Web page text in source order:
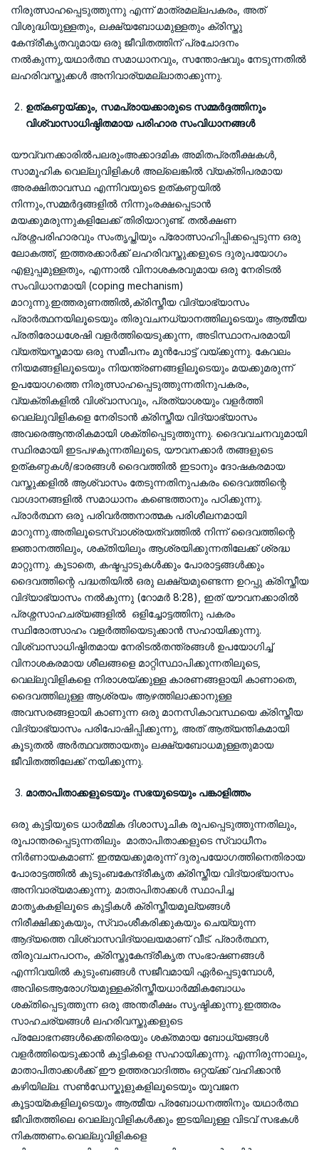
നിരുത്സാഹപ്പെടുത്തുന്നു എന്ന് മാത്രമല്ലപകരം, അത്
വിശുദ്ധിയുള്ളതും, ലക്ഷ്യബോധമുള്ളതും ക്രിസ്തു
കേന്ദ്രീകൃതവുമായ ഒരു ജീവിതത്തിന് പ്രചോദനം
നൽകുന്നു,യഥാർത്ഥ സമാധാനവും, സന്തോഷവും നേടുന്നതിൽ
ലഹരിവസ്തുക്കൾ അനിവാര്യമല്ലാതാക്കുന്നു.
ഉത്കണ്ഠയ്ക്കും, സമപ്രായക്കാരുടെ സമ്മർദ്ദത്തിനും
വിശ്വാസാധിഷ്ഠിതമായ പരിഹാര സംവിധാനങ്ങൾ
യൗവ്വനക്കാരിൽപലരുംഅക്കാദമിക അമിതപ്രതീക്ഷകൾ,
സാമൂഹിക വെല്ലുവിളികൾ അല്ലെങ്കിൽ വ്യക്തിപരമായ
അരക്ഷിതാവസ്ഥ എന്നിവയുടെ ഉത്കണ്ഠയിൽ
നിന്നും,സമ്മർദ്ദങ്ങളിൽ നിന്നുംരക്ഷപ്പെടാൻ
മയക്കുമരുന്നുകളിലേക്ക് തിരിയാറുണ്ട്. തൽക്ഷണ
പ്രശ്നപരിഹാരവും സംതൃപ്തിയും പ്രോത്സാഹിപ്പിക്കപ്പെടുന്ന ഒരു
ലോകത്ത്, ഇത്തരക്കാർക്ക് ലഹരിവസ്തുക്കളുടെ ദുരുപയോഗം
എളുപ്പമുള്ളതും, എന്നാൽ വിനാശകരവുമായ ഒരു നേരിടൽ
സംവിധാനമായി (coping mechanism)
മാറുന്നു.ഇത്തരുണത്തിൽ,ക്രിസ്തീയ വിദ്യാഭ്യാസം
പ്രാർത്ഥനയിലൂടെയും തിരുവചനധ്യാനത്തിലൂടെയും ആത്മീയ
പ്രതിരോധശേഷി വളർത്തിയെടുക്കുന്ന, അടിസ്ഥാനപരമായി
വ്യത്യസ്തമായ ഒരു സമീപനം മുൻപോട്ട് വയ്ക്കുന്നു. കേവലം
നിയമങ്ങളിലൂടെയും നിയന്ത്രണങ്ങളിലൂടെയും മയക്കുമരുന്ന്
ഉപയോഗത്തെ നിരുത്സാഹപ്പെടുത്തുന്നതിനുപകരം,
വ്യക്തികളിൽ വിശ്വാസവും, പ്രത്യാശയും വളർത്തി
വെല്ലുവിളികളെ നേരിടാൻ ക്രിസ്തീയ വിദ്യാഭ്യാസം
അവരെആന്തരികമായി ശക്തിപ്പെടുത്തുന്നു. ദൈവവചനവുമായി
സ്ഥിരമായി ഇടപഴകുന്നതിലൂടെ, യൗവനക്കാർ തങ്ങളുടെ
ഉത്കണ്ഠകൾ/ഭാരങ്ങൾ ദൈവത്തിൽ ഇടാനും ദോഷകരമായ
വസ്തുക്കളിൽ ആശ്വാസം തേടുന്നതിനുപകരം ദൈവത്തിന്റെ
വാഗ്ദാനങ്ങളിൽ സമാധാനം കണ്ടെത്താനും പഠിക്കുന്നു.
പ്രാർത്ഥന ഒരു പരിവർത്തനാത്മക പരിശീലനമായി
മാറുന്നു.അതിലൂടെസ്വാശ്രയത്വത്തിൽ നിന്ന് ദൈവത്തിന്റെ
ജ്ഞാനത്തിലും, ശക്തിയിലും ആശ്രയിക്കുന്നതിലേക്ക് ശ്രദ്ധ
മാറ്റുന്നു. കൂടാതെ, കഷ്ടപ്പാടുകൾക്കും പോരാട്ടങ്ങൾക്കും
ദൈവത്തിന്റെ പദ്ധതിയിൽ ഒരു ലക്ഷ്യമുണ്ടെന്ന ഉറപ്പു ക്രിസ്തീയ
വിദ്യാഭ്യാസം നൽകുന്നു (റോമർ 8:28), ഇത് യൗവനക്കാരിൽ
പ്രശ്നസാഹചര്യങ്ങളിൽ ഒളിച്ചോട്ടത്തിനു പകരം
സ്ഥിരോത്സാഹം വളർത്തിയെടുക്കാൻ സഹായിക്കുന്നു.
വിശ്വാസാധിഷ്ഠിതമായ നേരിടൽതന്ത്രങ്ങൾ ഉപയോഗിച്ച്
വിനാശകരമായ ശീലങ്ങളെ മാറ്റിസ്ഥാപിക്കുന്നതിലൂടെ,
വെല്ലുവിളികളെ നിരാശയ്ക്കുള്ള കാരണങ്ങളായി കാണാതെ,
ദൈവത്തിലുള്ള ആശ്രയം ആഴത്തിലാക്കാനുള്ള
അവസരങ്ങളായി കാണുന്ന ഒരു മാനസികാവസ്ഥയെ ക്രിസ്തീയ
വിദ്യാഭ്യാസം പരിപോഷിപ്പിക്കുന്നു, അത് ആത്യന്തികമായി
കൂടുതൽ അർത്ഥവത്തായതും ലക്ഷ്യബോധമുള്ളതുമായ
ജീവിതത്തിലേക്ക് നയിക്കുന്നു.
മാതാപിതാക്കളുടെയും സഭയുടെയും പങ്കാളിത്തം
ഒരു കുട്ടിയുടെ ധാർമ്മിക ദിശാസൂചിക രൂപപ്പെടുത്തുന്നതിലും,
രൂപാന്തരപ്പെടുന്നതിലും മാതാപിതാക്കളുടെ സ്വാധീനം
നിർണായകമാണ്. ഇത്മയക്കുമരുന്ന് ദുരുപയോഗത്തിനെതിരായ
പോരാട്ടത്തിൽ കുടുംബകേന്ദ്രീകൃത ക്രിസ്തീയ വിദ്യാഭ്യാസം
അനിവാര്യമാക്കുന്നു. മാതാപിതാക്കൾ സ്ഥാപിച്ച
മാതൃകകളിലൂടെ കുട്ടികൾ ക്രിസ്തീയമൂല്യങ്ങൾ
നിരീക്ഷിക്കുകയും, സ്വാംശീകരിക്കുകയും ചെയ്യുന്ന
ആദ്യത്തെ വിശ്വാസവിദ്യാലയമാണ് വീട്. പ്രാർത്ഥന,
തിരുവചനപഠനം, ക്രിസ്തുകേന്ദ്രീകൃത സംഭാഷണങ്ങൾ
എന്നിവയിൽ കുടുംബങ്ങൾ സജീവമായി ഏർപ്പെടുമ്പോൾ,
അവിടെആരോഗ്യമുള്ളക്രിസ്തീയധാർമ്മികബോധം
ശക്തിപ്പെടുത്തുന്ന ഒരു അന്തരീക്ഷം സൃഷ്ടിക്കുന്നു.ഇത്തരം
സാഹചര്യങ്ങൾ ലഹരിവസ്തുക്കളുടെ
പ്രലോഭനങ്ങൾക്കെതിരെയും ശക്തമായ ബോധ്യങ്ങൾ
വളർത്തിയെടുക്കാൻ കുട്ടികളെ സഹായിക്കുന്നു. എന്നിരുന്നാലും,
മാതാപിതാക്കൾക്ക് ഈ ഉത്തരവാദിത്തം ഒറ്റയ്ക്ക് വഹിക്കാൻ
കഴിയില്ല. സൺഡേസ്കൂളുകളിലൂടെയും യുവജന
കൂട്ടായ്മകളിലൂടെയും ആത്മീയ പ്രബോധനത്തിനും യഥാർത്ഥ
ജീവിതത്തിലെ വെല്ലുവിളികൾക്കും ഇടയിലുള്ള വിടവ് സഭകൾ
നികത്തണം.വെല്ലുവിളികളെ